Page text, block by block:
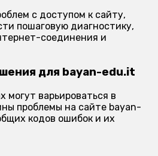
с доступом к сайту,
пошаговую диагностику,
соединения и
для bayan-edu.it
могут варьироваться в
проблемы на сайте bayan-
кодов ошибок и их